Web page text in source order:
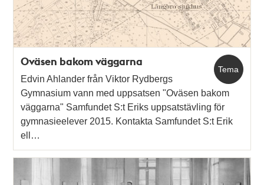
Tema
Oväsen bakom väggarna
Edvin Ahlander från Viktor Rydbergs
Gymnasium vann med uppsatsen "Oväsen bakom
väggarna" Samfundet S:t Eriks uppsatstävling för
gymnasieelever 2015. Kontakta Samfundet S:t Erik
ell…